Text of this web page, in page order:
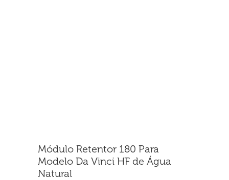
Módulo Retentor 180 Para
Modelo Da Vinci HF de Água
Natural